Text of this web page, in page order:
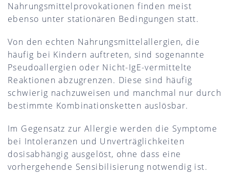
Nahrungsmittelprovokationen finden meist
ebenso unter stationären Bedingungen statt.
Von den echten Nahrungsmittelallergien, die
häufig bei Kindern auftreten, sind sogenannte
Pseudoallergien oder Nicht-IgE-vermittelte
Reaktionen abzugrenzen. Diese sind häufig
schwierig nachzuweisen und manchmal nur durch
bestimmte Kombinationsketten auslösbar.
Im Gegensatz zur Allergie werden die Symptome
bei Intoleranzen und Unverträglichkeiten
dosisabhängig ausgelöst, ohne dass eine
vorhergehende Sensibilisierung notwendig ist.